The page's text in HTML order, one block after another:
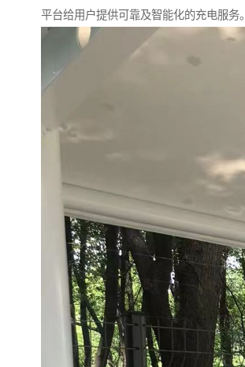
平台给用户提供可靠及智能化的充电服务。